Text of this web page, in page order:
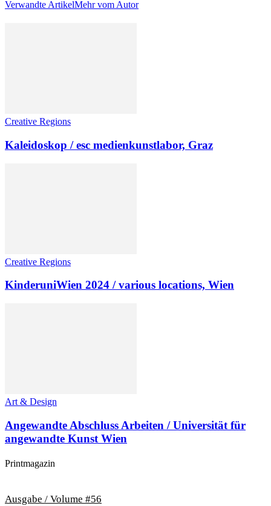
Verwandte ArtikelMehr vom Autor
Creative Regions
Kaleidoskop / esc medienkunstlabor, Graz
Creative Regions
KinderuniWien 2024 / various locations, Wien
Art & Design
Angewandte Abschluss Arbeiten / Universität für
angewandte Kunst Wien
Printmagazin
Ausgabe / Volume #56